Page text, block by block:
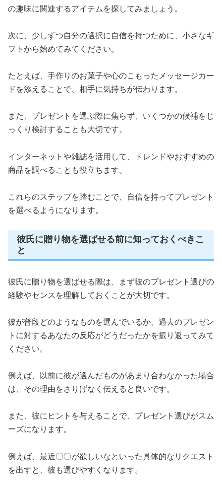
の趣味に関連するアイテムを探してみましょう。
次に、少しずつ自分の選択に自信を持つために、小さなギ
フトから始めてみてください。
たとえば、手作りのお菓子や心のこもったメッセージカー
ドを添えることで、相手に気持ちが伝わります。
また、プレゼントを選ぶ際に焦らず、いくつかの候補をじ
っくり検討することも大切です。
インターネットや雑誌を活用して、トレンドやおすすめの
商品を調べることも役立ちます。
これらのステップを踏むことで、自信を持ってプレゼント
を選べるようになります。
彼氏に贈り物を選ばせる前に知っておくべきこ
と
彼氏に贈り物を選ばせる際は、まず彼のプレゼント選びの
経験やセンスを理解しておくことが大切です。
彼が普段どのようなものを選んでいるか、過去のプレゼン
トに対するあなたの反応がどうだったかを振り返ってみて
ください。
例えば、以前に彼が選んだものがあまり合わなかった場合
は、その理由をさりげなく伝えると良いです。
また、彼にヒントを与えることで、プレゼント選びがスム
ーズになります。
例えば、最近〇〇が欲しいなといった具体的なリクエスト
を出すと、彼も選びやすくなります。